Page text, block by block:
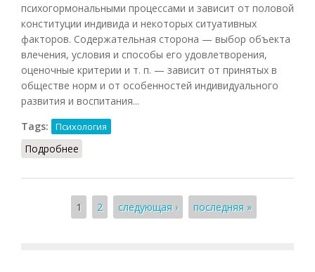
психогормональными процессами и зависит от половой
конституции индивида и некоторых ситуативных
факторов. Содержательная сторона — выбор объекта
влечения, условия и способы его удовлетворения,
оценочные критерии и т. п. — зависит от принятых в
обществе норм и от особенностей индивидуального
развития и воспитания...
Tags:
Психология
Подробнее
Страницы
1 2 следующая › последняя »